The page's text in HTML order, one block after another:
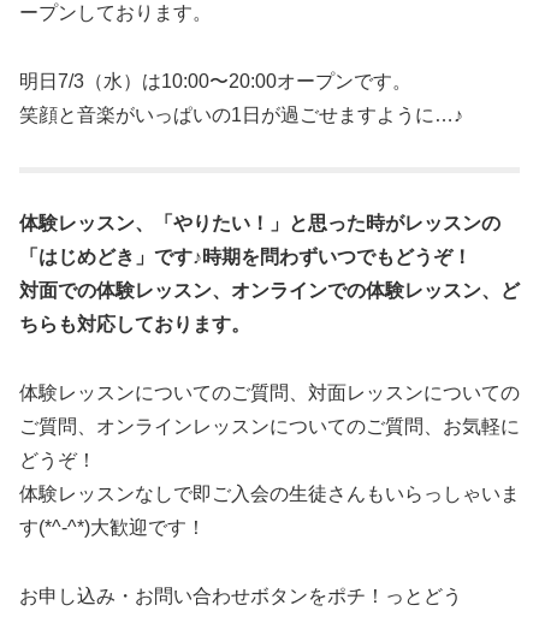
ープンしております。
明日7/3（水）は10:00〜20:00オープンです。
笑顔と音楽がいっぱいの1日が過ごせますように…♪
体験レッスン、「やりたい！」と思った時がレッスンの
「はじめどき」です♪時期を問わずいつでもどうぞ！
対面での体験レッスン、オンラインでの体験レッスン、ど
ちらも対応しております。
体験レッスンについてのご質問、対面レッスンについての
ご質問、オンラインレッスンについてのご質問、お気軽に
どうぞ！
体験レッスンなしで即ご入会の生徒さんもいらっしゃいま
す(*^-^*)大歓迎です！
お申し込み・お問い合わせボタンをポチ！っとどう